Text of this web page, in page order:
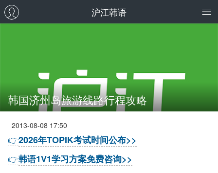
沪江韩语
韩国济州岛旅游线路行程攻略
2013-08-08 17:50
👉2026年TOPIK考试时间公布>>
👉韩语1V1学习方案免费咨询>>